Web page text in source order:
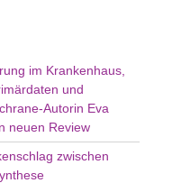
im Krankenhaus,
und
Autorin Eva
neuen Review
zwischen